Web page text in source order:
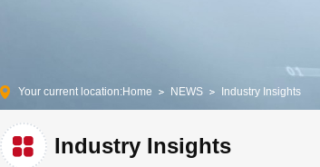
Your current location:Home NEWS Industry Insights
Industry Insights